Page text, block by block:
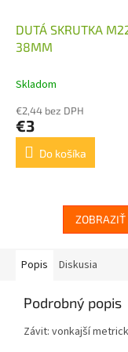
DUTÁ SKRUTKA
38MM
Skladom
€2,44 bez DPH
€3
Do košíka
ZOBRAZIŤ
Popis Diskusia
Podrobný popis
Závit: vonkajší